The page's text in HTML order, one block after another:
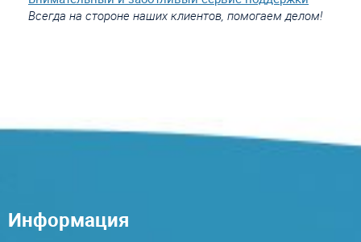
Всегда на стороне наших клиентов, помогаем делом!
Информация